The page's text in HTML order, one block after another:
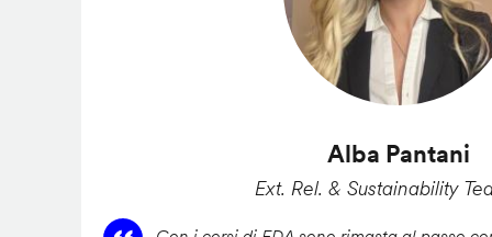
Alba Pantani
Ext. Rel. & Sustainability